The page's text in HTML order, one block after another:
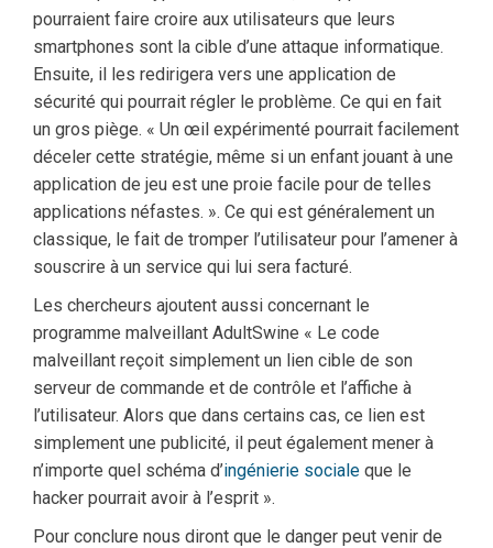
pourraient faire croire aux utilisateurs que leurs
smartphones sont la cible d’une attaque informatique.
Ensuite, il les redirigera vers une application de
sécurité qui pourrait régler le problème. Ce qui en fait
un gros piège. « Un œil expérimenté pourrait facilement
déceler cette stratégie, même si un enfant jouant à une
application de jeu est une proie facile pour de telles
applications néfastes. ». Ce qui est généralement un
classique, le fait de tromper l’utilisateur pour l’amener à
souscrire à un service qui lui sera facturé.
Les chercheurs ajoutent aussi concernant le
programme malveillant AdultSwine « Le code
malveillant reçoit simplement un lien cible de son
serveur de commande et de contrôle et l’affiche à
l’utilisateur. Alors que dans certains cas, ce lien est
simplement une publicité, il peut également mener à
n’importe quel schéma d’ingénierie sociale que le
hacker pourrait avoir à l’esprit ».
Pour conclure nous diront que le danger peut venir de